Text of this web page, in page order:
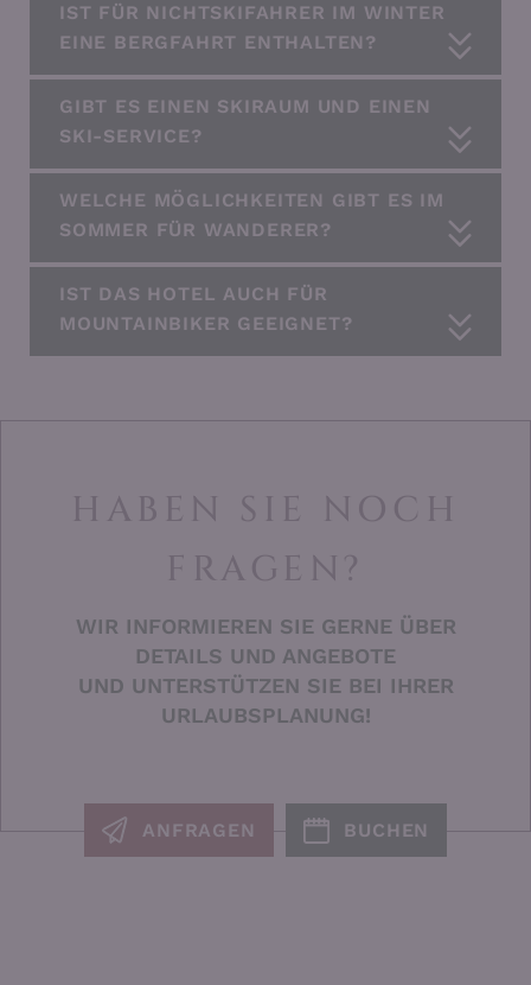
IST FÜR NICHTSKIFAHRER IM WINTER
EINE BERGFAHRT ENTHALTEN?
GIBT ES EINEN SKIRAUM UND EINEN
SKI-SERVICE?
WELCHE MÖGLICHKEITEN GIBT ES IM
SOMMER FÜR WANDERER?
IST DAS HOTEL AUCH FÜR
MOUNTAINBIKER GEEIGNET?
HABEN SIE NOCH
FRAGEN?
WIR INFORMIEREN SIE GERNE ÜBER
DETAILS UND ANGEBOTE
UND UNTERSTÜTZEN SIE BEI IHRER
URLAUBSPLANUNG!
ANFRAGEN BUCHEN